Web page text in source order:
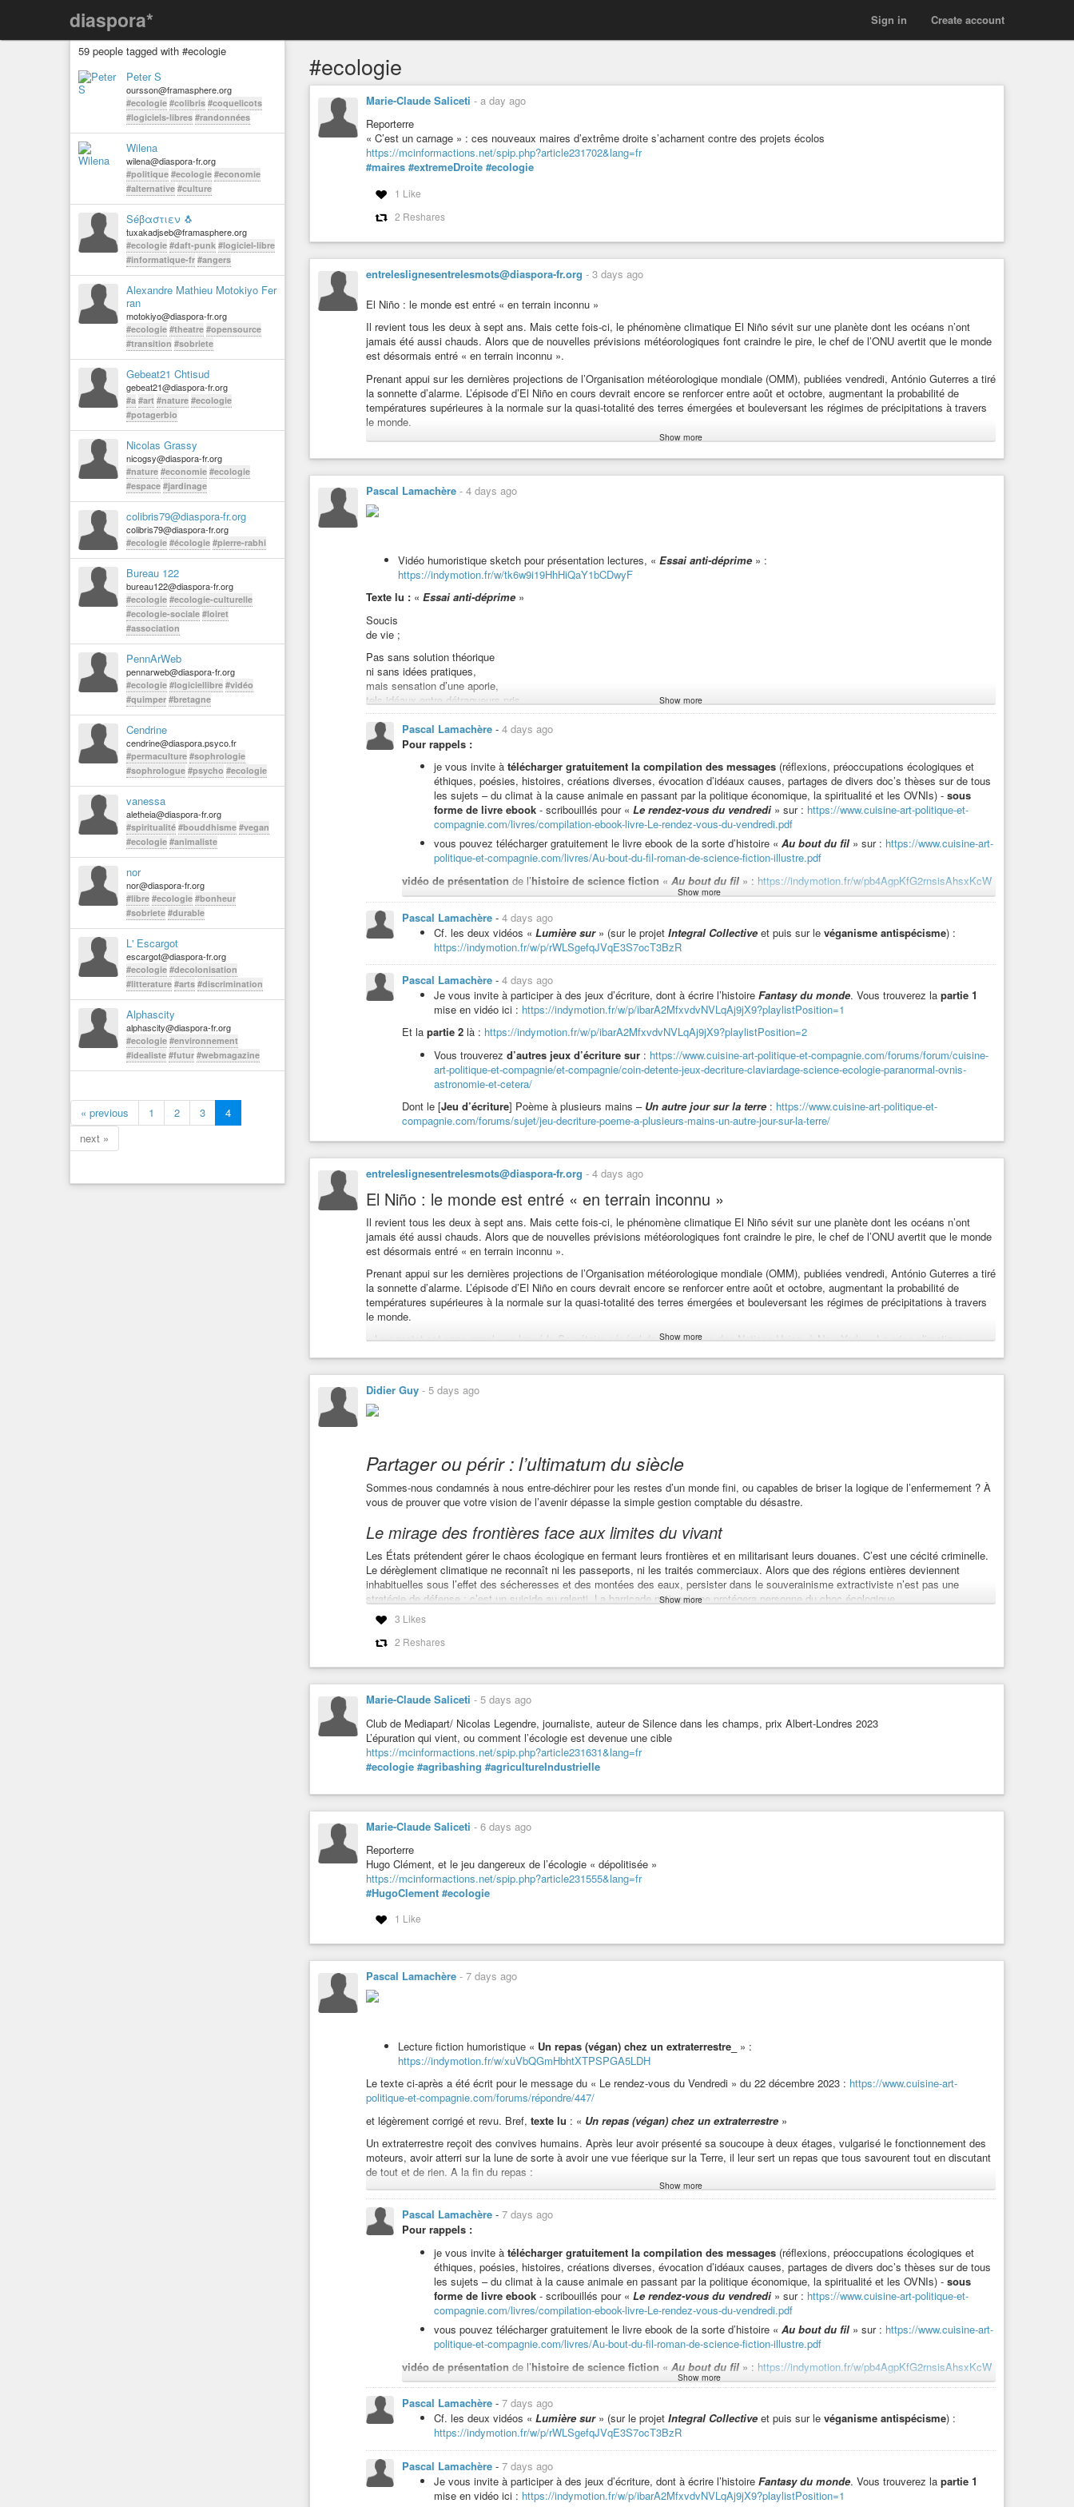
diaspora* Create account
Sign in
59 people tagged with #ecologie
Peter S
oursson@framasphere.org
#ecologie #colibris #coquelicots
#logiciels-libres #randonnées
Wilena
wilena@diaspora-fr.org
#politique #ecologie #economie
#alternative #culture
Séβαστιεν 🐧
tuxakadjseb@framasphere.org
#ecologie #daft-punk #logiciel-libre
#informatique-fr #angers
Alexandre Mathieu Motokiyo Fer
ran
motokiyo@diaspora-fr.org
#ecologie #theatre #opensource
#transition #sobriete
Gebeat21 Chtisud
gebeat21@diaspora-fr.org
#a #art #nature #ecologie
#potagerbio
Nicolas Grassy
nicogsy@diaspora-fr.org
#nature #economie #ecologie
#espace #jardinage
colibris79@diaspora-fr.org
colibris79@diaspora-fr.org
#ecologie #écologie #pierre-rabhi
Bureau 122
bureau122@diaspora-fr.org
#ecologie #ecologie-culturelle
#ecologie-sociale #loiret
#association
PennArWeb
pennarweb@diaspora-fr.org
#ecologie #logiciellibre #vidéo
#quimper #bretagne
Cendrine
cendrine@diaspora.psyco.fr
#permaculture #sophrologie
#sophrologue #psycho #ecologie
vanessa
aletheia@diaspora-fr.org
#spiritualité #bouddhisme #vegan
#ecologie #animaliste
nor
nor@diaspora-fr.org
#libre #ecologie #bonheur
#sobriete #durable
L' Escargot
escargot@diaspora-fr.org
#ecologie #decolonisation
#litterature #arts #discrimination
Alphascity
alphascity@diaspora-fr.org
#ecologie #environnement
#idealiste #futur #webmagazine
« previous 1 2 3
4
next »
#ecologie
Marie-Claude Saliceti - a day ago
Reporterre
« C’est un carnage » : ces nouveaux maires d’extrême droite s’acharnent contre des projets écolos
https://mcinformactions.net/spip.php?article231702&lang=fr
#maires #extremeDroite #ecologie
1 Like
2 Reshares
entreleslignesentrelesmots@diaspora-fr.org - 3 days ago
El Niño : le monde est entré « en terrain inconnu »
Il revient tous les deux à sept ans. Mais cette fois-ci, le phénomène climatique El Niño sévit sur une planète dont les océans n’ont
jamais été aussi chauds. Alors que de nouvelles prévisions météorologiques font craindre le pire, le chef de l’ONU avertit que le monde
est désormais entré « en terrain inconnu ».
Prenant appui sur les dernières projections de l’Organisation météorologique mondiale (OMM), publiées vendredi, António Guterres a tiré
la sonnette d’alarme. L’épisode d’El Niño en cours devrait encore se renforcer entre août et octobre, augmentant la probabilité de
températures supérieures à la normale sur la quasi-totalité des terres émergées et bouleversant les régimes de précipitations à travers
le monde.
« Le constat est sans appel », a lancé le Secrétaire général depuis le siège des Nations Unies, à New York. « La crise climatique
s’emballe ».
#ecologie
Il revient tous les deux à sept ans. Mais cette fois-ci, le phénomène climatique El Niño sévit sur une planète dont les océans n’ont
jamais été aussi chauds. Alors que de nouvelles prévisions météo…
Show more
Pascal Lamachère - 4 days ago
Vidéo humoristique sketch pour présentation lectures, « Essai anti-déprime » :
https://indymotion.fr/w/tk6w9i19HhHiQaY1bCDwyF
Texte lu : « Essai anti-déprime »
Soucis
de vie ;
Pas sans solution théorique
ni sans idées pratiques,
mais sensation d’une aporie,
tels idéaux entre détraqueurs pris.
Expecto Patronum ! »
Pour vous inviter à lire entre autres «
Comme un poisson dans l’eau
Lecture fiction humoristique « Un repas (végan) chez un extraterrestre_» :
https://indymotion.fr/w/xuVbQGmHbhtXTPSPGA5LDH
Humeur à l’improvisation musicale pourprésentations de livres:https://indymotion.fr/w/hYQScE5P55dyM9fmBWXB9Z
Façon de vous inviter conseiller de la lecture pour cet été, et même au-delà, en toutes saisons.
Vidéo de lecture du poème « Au temps de l’humeur ténébreuse» :https://indymotion.fr/w/gTdLPmDHDMvhK1Ab6hRSdS
Vidéo de lecture du poème « Humeur à l’intention lucide
Vidéo de lecture de l’épisode 9 de «Sur le front des urgences civilisationnelles» titré «Dangers caniculaires» :
https://indymotion.fr/w/p/poNs3xNm2top3kzYwfHBsn?playlistPosition=9
Vidéos de lecture du premier chapitre du romanLes pages déchirées- Greendle et la plume chinée
https://indymotion.fr/w/p/8AS2zp7TPVxHrQznMy31ZJ?playlistPosition=1
Merci de votre écoute,
merci de votre attention,
Bonne fin de mois juillet, bon début de mois d’août,
Bon courage.
#poesie #poésie
#santé
#nature #litterature #littérature #journal #histoire #science #sciences #sciencefiction #science-fiction
#fantasy
podcast « Comme un poisson dans l'eau ». Texte lu : « Essai anti-dé...
Show more
Pascal Lamachère - 4 days ago
Pour rappels :
je vous invite à télécharger gratuitement la compilation des messages (réflexions, préoccupations écologiques et
éthiques, poésies, histoires, créations diverses, évocation d’idéaux causes, partages de divers doc’s thèses sur de tous
les sujets – du climat à la cause animale en passant par la politique économique, la spiritualité et les OVNIs) - sous
forme de livre ebook - scribouillés pour « Le rendez-vous du vendredi » sur : https://www.cuisine-art-politique-et-
compagnie.com/livres/compilation-ebook-livre-Le-rendez-vous-du-vendredi.pdf
vous pouvez télécharger gratuitement le livre ebook de la sorte d’histoire « Au bout du fil » sur : https://www.cuisine-art-
politique-et-compagnie.com/livres/Au-bout-du-fil-roman-de-science-fiction-illustre.pdf
vidéo de présentation de l’histoire de science fiction « Au bout du fil » : https://indymotion.fr/w/pb4AgpKfG2rnsisAhsxKcW
Liste de lecture pour tout écouter depuis le débutde la sorte d’histoire dont est extrait «Au bout du fil» :
https://indymotion.fr/w/p/jWBKt8zcJK9NQZgfzQ67cY?playlistPosition=1
Pour écouter zyeuter à partir de la lecture de « Au bout du fil»:
https://indymotion.fr/w/p/jWBKt8zcJK9NQZgfzQ67cY?playlistPosition=10
Show more
Pascal Lamachère - 4 days ago
Cf. les deux vidéos « Lumière sur» (sur le projet Integral Collective et puis sur le véganisme antispécisme) :
https://indymotion.fr/w/p/rWLSgefqJVqE3S7ocT3BzR
Pascal Lamachère - 4 days ago
Je vous invite à participer à des jeux d’écriture, dont à écrire l’histoire Fantasy du monde. Vous trouverez la partie 1
mise en vidéo ici : https://indymotion.fr/w/p/ibarA2MfxvdvNVLqAj9jX9?playlistPosition=1
Et la partie 2 là : https://indymotion.fr/w/p/ibarA2MfxvdvNVLqAj9jX9?playlistPosition=2
Vous trouverez d’autres jeux d’écriture sur : https://www.cuisine-art-politique-et-compagnie.com/forums/forum/cuisine-
art-politique-et-compagnie/et-compagnie/coin-detente-jeux-decriture-claviardage-science-ecologie-paranormal-ovnis-
astronomie-et-cetera/
Dont le [Jeu d’écriture] Poème à plusieurs mains – Un autre jour sur la terre : https://www.cuisine-art-politique-et-
compagnie.com/forums/sujet/jeu-decriture-poeme-a-plusieurs-mains-un-autre-jour-sur-la-terre/
entreleslignesentrelesmots@diaspora-fr.org - 4 days ago
El Niño : le monde est entré « en terrain inconnu »
Il revient tous les deux à sept ans. Mais cette fois-ci, le phénomène climatique El Niño sévit sur une planète dont les océans n’ont
jamais été aussi chauds. Alors que de nouvelles prévisions météorologiques font craindre le pire, le chef de l’ONU avertit que le monde
est désormais entré « en terrain inconnu ».
Prenant appui sur les dernières projections de l’Organisation météorologique mondiale (OMM), publiées vendredi, António Guterres a tiré
la sonnette d’alarme. L’épisode d’El Niño en cours devrait encore se renforcer entre août et octobre, augmentant la probabilité de
températures supérieures à la normale sur la quasi-totalité des terres émergées et bouleversant les régimes de précipitations à travers
le monde.
« Le constat est sans appel », a lancé le Secrétaire général depuis le siège des Nations Unies, à New York. « La crise climatique
https://entreleslignesentrelesmots.wordpress.com/2026/08/03/el-nino-le-monde-est-entre-en-terrain-inconnu/
#ecologie
jamais été aussi chauds. Alors que de nouvelles prévisions météo…
Show more
Didier Guy - 5 days ago
Partager ou périr : l’ultimatum du siècle
Sommes-nous condamnés à nous entre-déchirer pour les restes d’un monde fini, ou capables de briser la logique de l’enfermement ? À
vous de prouver que votre vision de l’avenir dépasse la simple gestion comptable du désastre.
Le mirage des frontières face aux limites du vivant
Les États prétendent gérer le chaos écologique en fermant leurs frontières et en militarisant leurs douanes. C’est une cécité criminelle.
Le dérèglement climatique ne reconnaît ni les passeports, ni les traités commerciaux. Alors que des régions entières deviennent
inhabituelles sous l’effet des sécheresses et des montées des eaux, persister dans le souverainisme extractiviste n’est pas une
stratégie de défense : c’est un suicide au ralenti. La barricade nationale ne protégera personne du choc écologique.
L’impasse du capitalisme extractiviste
Penser que nous pourrons traverser le siècle avec la doctrine de la croissance infinie est une absurdité logique. Le problème n’est pas
une “folie collective” abstraite, mais un modèle économique qui transforme la biosphère en marchandises et les êtres humains en
maîtrise technique n’est qu’un anesthésiant pour retarder l’échéance.
La solidarité comme impératif de survie
Face à l’effondrement des écosystèmes, le partage n’est plus une option morale ou une charité condescendante : c’est une condition
biologique de survie. Redistribuer les ressources, limiter drastiquement nos prélèvements et organiser l’accueil des déplacés
climatiques ne sont pas des concessions idéologiques, mais des actes de pragmatisme brut. La seule alternative à la gestion collective
et sobre du monde est la barbarie sécuritaire.
La véritable question consiste-t-elle à bunkeriser nos privilèges jusqu’à l’effondrement, ou à organiser dès aujourd’hui la redistribution du
vivant ?
#fr #france
Show more
3 Likes
2 Reshares
Marie-Claude Saliceti - 5 days ago
Club de Mediapart/ Nicolas Legendre, journaliste, auteur de Silence dans les champs, prix Albert-Londres 2023
L’épuration qui vient, ou comment l’écologie est devenue une cible
https://mcinformactions.net/spip.php?article231631&lang=fr
#ecologie #agribashing #agricultureIndustrielle
Marie-Claude Saliceti - 6 days ago
Reporterre
Hugo Clément, et le jeu dangereux de l’écologie « dépolitisée »
https://mcinformactions.net/spip.php?article231555&lang=fr
#HugoClement #ecologie
1 Like
Pascal Lamachère - 7 days ago
Lecture fiction humoristique « Un repas (végan) chez un extraterrestre_
» :
https://indymotion.fr/w/xuVbQGmHbhtXTPSPGA5LDH
Le texte ci-après a été écrit pour le message du « Le rendez-vous du Vendredi » du 22 décembre 2023 : https://www.cuisine-art-
politique-et-compagnie.com/forums/répondre/447/
et légèrement corrigé et revu. Bref, texte lu : « Un repas (végan) chez un extraterrestre »
Un extraterrestre reçoit des convives humains. Après leur avoir présenté sa soucoupe à deux étages, vulgarisé le fonctionnement des
moteurs, avoir atterri sur la lune de sorte à avoir une vue féerique sur la Terre, il leur sert un repas que tous savourent tout en discutant
de tout et de rien. A la fin du repas :
Un convive : « C’était délicieux, j’ai particulièrement apprécié l’entrée, c’est une spécialité de votre planète ? Elle ressemble à… »
L’extraterrestre : « Non, de la vôtre ! »
Le convive : « Ah ! Je me disais bien ! Vous avez repris la recette d’un de nos chefs ? »
L’extraterrestre : « C’était un soufflé au fromage de lait d’humaine ! »
Le convive : « Quoi ? Euh… Yerk ! »
Un autre convive : « Euh, vous plaisantez, hein ? Vous nous donnerez la recette ? Et puis aussi du plat principal, je ne sais quelle est
votre astuce pour la cuisson du pavé qui a accompagné les légumes, mais je n’ai pas souvenir d’avoir mangé jusqu’alors un de la chair
aussi tendre et savoureuse. »
d’un bébé, vous lui pompez son lait et le faites cailler pour du fromage de lait d’humaine, et à la place de nourrir le bébé avec son lait,
vous le faites grossir avec d’autres aliments en prenant soin de le masser tous les jours, et une fois bien dodu et bien tendre, couic, sur
le grill ! »
Un autre convive : « Euh… Vous vous moquez de nous ? Vous jouez très bien l’air grave. Et ceci dit, j’ai trouvé aussi savoureux,
délicieux, succulent le dessert, ne me dites pas que les meringues étaient à base d’œuf d’humaine ? Vous savez que cela n’existe pas
? Qu’on ne casse pas des ovaires comme des œufs ? Vous seriez pas crédible de chercher à nous le faire croire. »
L’extraterrestre : « Pourquoi je vous mentirais ? Et si vous avez aimé, n’est-ce pas le principal ! Et quant aux meringues, non, elles sont
à base d’aquafaba, de jus de cuisson de légumineuses de ma planète, juste que ce qui doit renforcer l’appréciation par votre palais,
Show more
Pascal Lamachère - 7 days ago
Pour rappels :
je vous invite à télécharger gratuitement la compilation des messages (réflexions, préoccupations écologiques et
éthiques, poésies, histoires, créations diverses, évocation d’idéaux causes, partages de divers doc’s thèses sur de tous
les sujets – du climat à la cause animale en passant par la politique économique, la spiritualité et les OVNIs) - sous
forme de livre ebook - scribouillés pour « Le rendez-vous du vendredi » sur : https://www.cuisine-art-politique-et-
compagnie.com/livres/compilation-ebook-livre-Le-rendez-vous-du-vendredi.pdf
vous pouvez télécharger gratuitement le livre ebook de la sorte d’histoire « Au bout du fil » sur : https://www.cuisine-art-
politique-et-compagnie.com/livres/Au-bout-du-fil-roman-de-science-fiction-illustre.pdf
vidéo de présentation de l’histoire de science fiction « Au bout du fil » : https://indymotion.fr/w/pb4AgpKfG2rnsisAhsxKcW
Liste de lecture pour tout écouter depuis le débutde la sorte d’histoire dont est extrait «Au bout du fil» :
https://indymotion.fr/w/p/jWBKt8zcJK9NQZgfzQ67cY?playlistPosition=1
Pour écouter zyeuter à partir de la lecture de « Au bout du fil»:
https://indymotion.fr/w/p/jWBKt8zcJK9NQZgfzQ67cY?playlistPosition=10
Show more
Pascal Lamachère - 7 days ago
Cf. les deux vidéos « Lumière sur» (sur le projet Integral Collective et puis sur le véganisme antispécisme) :
https://indymotion.fr/w/p/rWLSgefqJVqE3S7ocT3BzR
Pascal Lamachère - 7 days ago
Je vous invite à participer à des jeux d’écriture, dont à écrire l’histoire Fantasy du monde. Vous trouverez la partie 1
mise en vidéo ici : https://indymotion.fr/w/p/ibarA2MfxvdvNVLqAj9jX9?playlistPosition=1